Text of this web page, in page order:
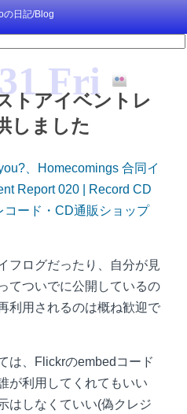
の日記/Blog
Fri
トアイベントレ
しました
、Homecomings 合同イ
Report 020 | Record CD
ード・CD通販ショップ
フログだったり、自分が見
てついでに公開しているの
利用されるのは概ね歓迎で
は、Flickrのembedコード
が利用してくれてもいい
はしなくていい(偽クレジ